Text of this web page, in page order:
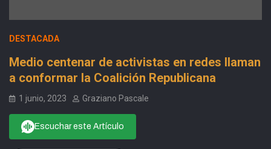
DESTACADA
Medio centenar de activistas en redes llaman
a conformar la Coalición Republicana
1 junio, 2023 Graziano Pascale
Escuchar este Artículo